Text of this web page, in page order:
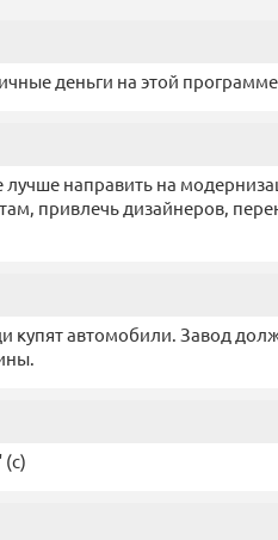
деньги на этой
направить на
привлечь дизайнеров,
купят автомобили. Завод